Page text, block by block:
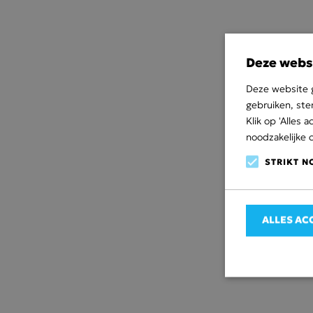
Deze
Deze website
gebruiken,
Klik op 'Alles
noodzakelijke
STRIKT
ALLES